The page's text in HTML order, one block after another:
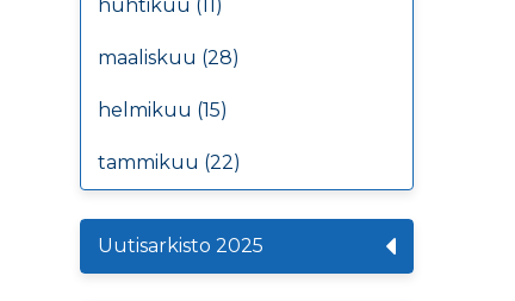
huhtikuu (11)
maaliskuu (28)
helmikuu (15)
tammikuu (22)
Uutisarkisto 2025